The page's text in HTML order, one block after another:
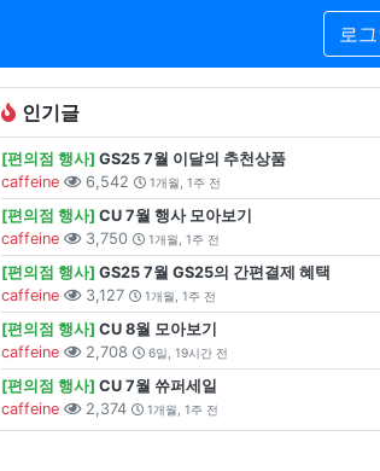
로
인기글
[편의점 행사] GS25 7월 이달의 추천상품
caffeine
6,542 1개월, 1주 전
[편의점 행사] CU 7월 행사 모아보기
caffeine
3,750 1개월, 1주 전
[편의점 행사] GS25 7월 GS25의 간편결제 혜택
caffeine
3,127 1개월, 1주 전
[편의점 행사] CU 8월 모아보기
caffeine
2,708 6일, 19시간 전
[편의점 행사] CU 7월 쓔퍼세일
caffeine
2,374 1개월, 1주 전